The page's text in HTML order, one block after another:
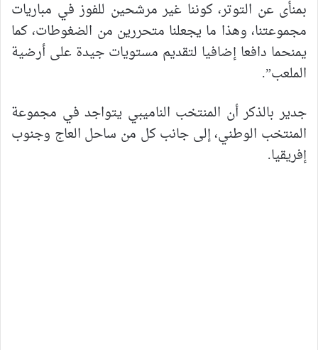
بمنأى عن التوتر، كوننا غير مرشحين للفوز في مباريات
مجموعتنا، وهذا ما يجعلنا متحررين من الضغوطات، كما
يمنحما دافعا إضافيا لتقديم مستويات جيدة على أرضية
الملعب”.
جدير بالذكر أن المنتخب الناميبي يتواجد في مجموعة
المنتخب الوطني، إلى جانب كل من ساحل العاج وجنوب
إفريقيا.